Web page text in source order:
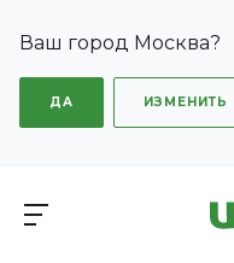
Ваш город Москва?
ДА ИЗМЕНИТЬ